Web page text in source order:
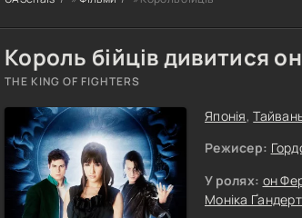
Король бійців дивитися
THE KING OF FIGHTERS
Японія,
Режисер:
У ролях: он
Моніка